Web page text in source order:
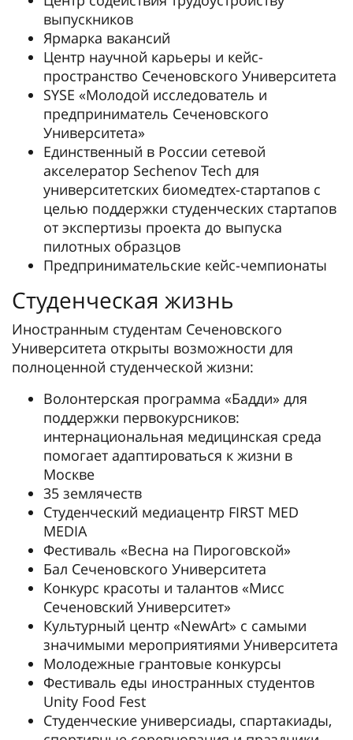
выпускников
Ярмарка вакансий
Центр научной карьеры и кейс-
пространство Сеченовского Университета
SYSE «Молодой исследователь и
предприниматель Сеченовского
Университета»
Единственный в России сетевой
акселератор Sechenov Tech для
университетских биомедтех-стартапов с
целью поддержки студенческих стартапов
от экспертизы проекта до выпуска
пилотных образцов
Предпринимательские кейс-чемпионаты
Студенческая жизнь
Иностранным студентам Сеченовского
Университета открыты возможности для
полноценной студенческой жизни:
Волонтерская программа «Бадди» для
поддержки первокурсников:
интернациональная медицинская среда
помогает адаптироваться к жизни в
Москве
35 землячеств
Студенческий медиацентр FIRST MED
MEDIA
Фестиваль «Весна на Пироговской»
Бал Сеченовского Университета
Конкурс красоты и талантов «Мисс
Сеченовский Университет»
Культурный центр «NewArt» с самыми
значимыми мероприятиями Университета
Молодежные грантовые конкурсы
Фестиваль еды иностранных студентов
Unity Food Fest
Студенческие универсиады, спартакиады,